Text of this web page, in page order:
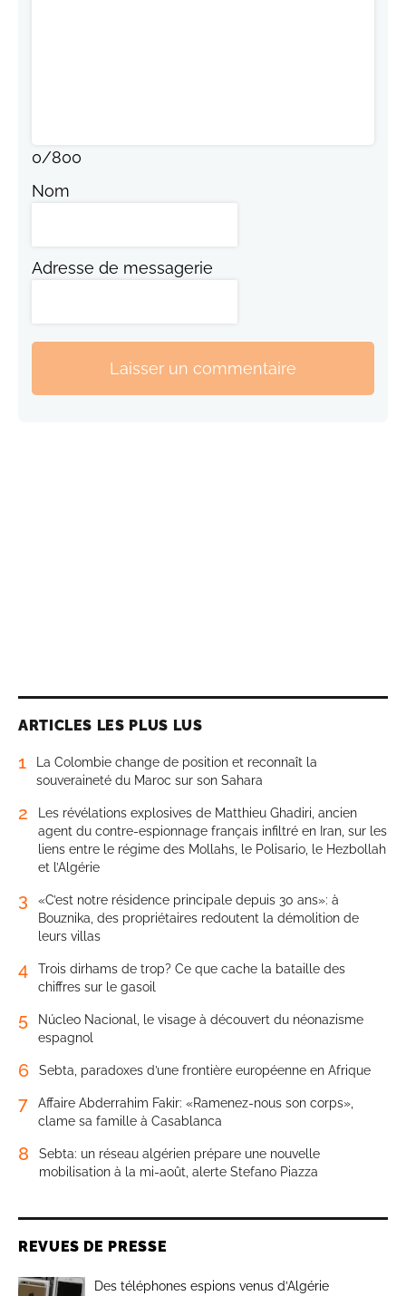
0/800
Nom
Adresse de messagerie
Laisser un commentaire
ARTICLES LES PLUS LUS
1
La Colombie change de position et reconnaît la
souveraineté du Maroc sur son Sahara
2
Les révélations explosives de Matthieu Ghadiri, ancien
agent du contre-espionnage français infiltré en Iran, sur les
liens entre le régime des Mollahs, le Polisario, le Hezbollah
et l’Algérie
3
«C’est notre résidence principale depuis 30 ans»: à
Bouznika, des propriétaires redoutent la démolition de
leurs villas
4
Trois dirhams de trop? Ce que cache la bataille des
chiffres sur le gasoil
5
Núcleo Nacional, le visage à découvert du néonazisme
espagnol
6 Sebta, paradoxes d’une frontière européenne en Afrique
7
Affaire Abderrahim Fakir: «Ramenez-nous son corps»,
clame sa famille à Casablanca
8
Sebta: un réseau algérien prépare une nouvelle
mobilisation à la mi-août, alerte Stefano Piazza
REVUES DE PRESSE
Des téléphones espions venus d’Algérie